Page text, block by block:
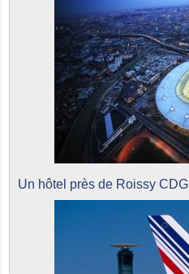
Un hôtel près de Roissy CDG